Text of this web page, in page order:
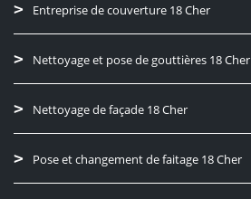
Entreprise de couverture 18 Cher
Nettoyage et pose de gouttières 18 Cher
Nettoyage de façade 18 Cher
Pose et changement de faitage 18 Cher